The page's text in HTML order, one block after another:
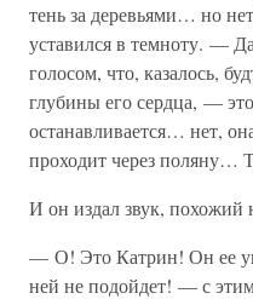
тень за деревьями… но
уставился в темноту. —
голосом, что, казалось,
глубины его сердца, —
останавливается… нет,
проходит через поляну…
И он издал звук, похожий
— О! Это Катрин! Он ее
ней не подойдет! — с